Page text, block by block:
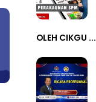
OLEH CIKGU ...